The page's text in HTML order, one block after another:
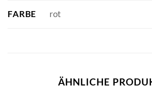
FARBE rot
ÄHNLICHE